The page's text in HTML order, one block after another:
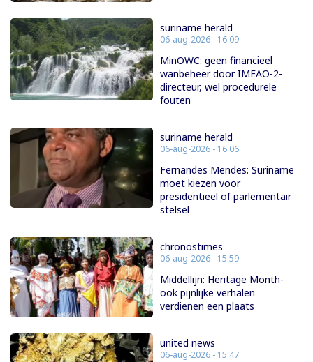
suriname herald
06-aug-2026 - 16:09
MinOWC: geen financieel
wanbeheer door IMEAO-2-
directeur, wel procedurele
fouten
suriname herald
06-aug-2026 - 16:06
Fernandes Mendes: Suriname
moet kiezen voor
presidentieel of parlementair
stelsel
chronostimes
06-aug-2026 - 15:59
Middellijn: Heritage Month-
ook pijnlijke verhalen
verdienen een plaats
united news
06-aug-2026 - 15:47